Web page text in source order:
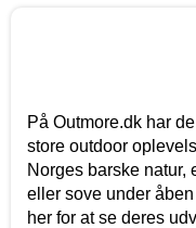
På Outmore.dk har
store outdoor
Norges barske natur,
eller sove under
her for at se deres